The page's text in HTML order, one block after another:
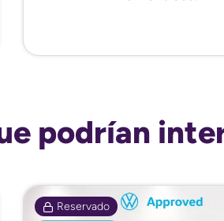
podrían
Reservado